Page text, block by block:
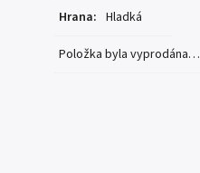
Hrana: Hladká
Položka byla vyprodána…